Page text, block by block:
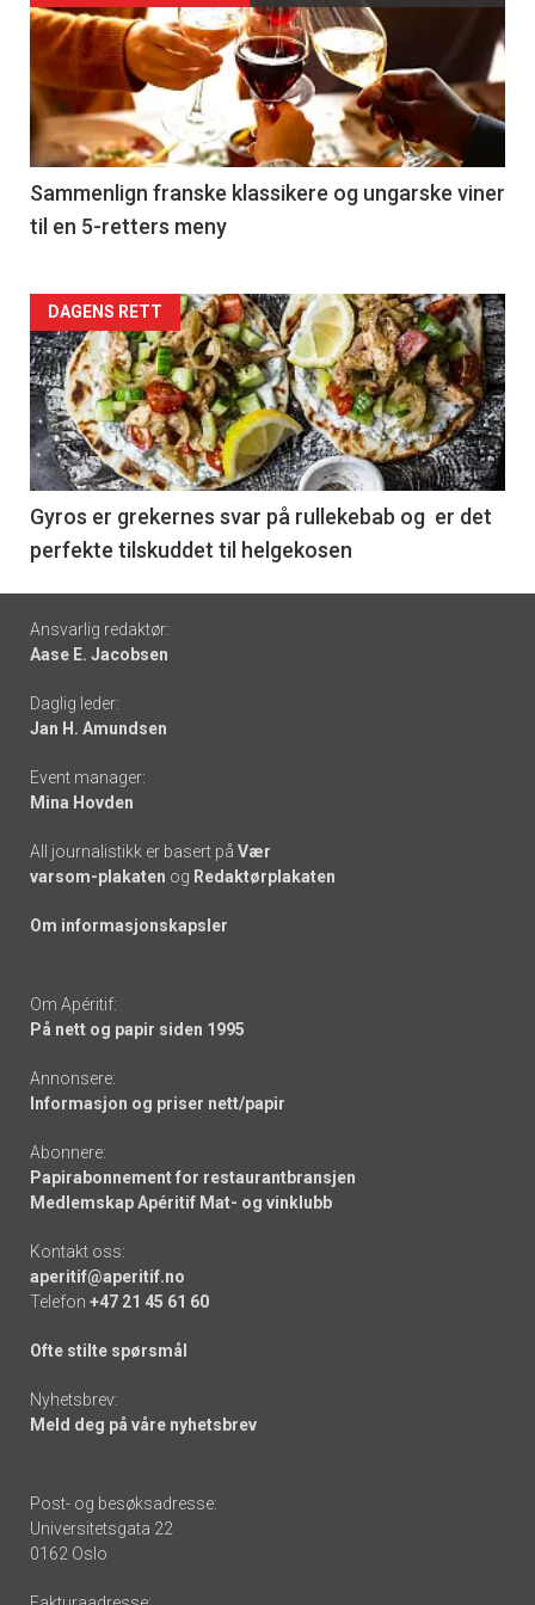
akkurat
nå
-
5
Sammenlign franske klassikere og ungarske viner
til en 5-retters meny
Forsiden
akkurat
nå
-
6
DAGENS RETT
Gyros er grekernes svar på rullekebab og er det
perfekte tilskuddet til helgekosen
Footer
-
links
Ansvarlig redaktør:
Aase E. Jacobsen
Daglig leder:
Jan H. Amundsen
Event manager:
Mina Hovden
All journalistikk er basert på Vær
varsom-plakaten og Redaktørplakaten
Om informasjonskapsler
Om Apéritif:
På nett og papir siden 1995
Annonsere:
Informasjon og priser nett/papir
Abonnere:
Papirabonnement for restaurantbransjen
Medlemskap Apéritif Mat- og vinklubb
Kontakt oss:
aperitif@aperitif.no
Telefon +47 21 45 61 60
Ofte stilte spørsmål
Nyhetsbrev:
Meld deg på våre nyhetsbrev
Post- og besøksadresse:
Universitetsgata 22
0162 Oslo